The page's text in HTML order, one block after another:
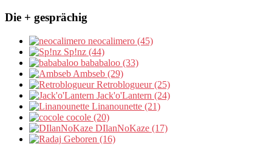
Die + gesprächig
neocalimero (45)
Sp!nz (44)
bababaloo (33)
Ambseb (29)
Retroblogueur (25)
Jack'o'Lantern (24)
Linanounette (21)
cocole (20)
DIlanNoKaze (17)
Geboren (16)